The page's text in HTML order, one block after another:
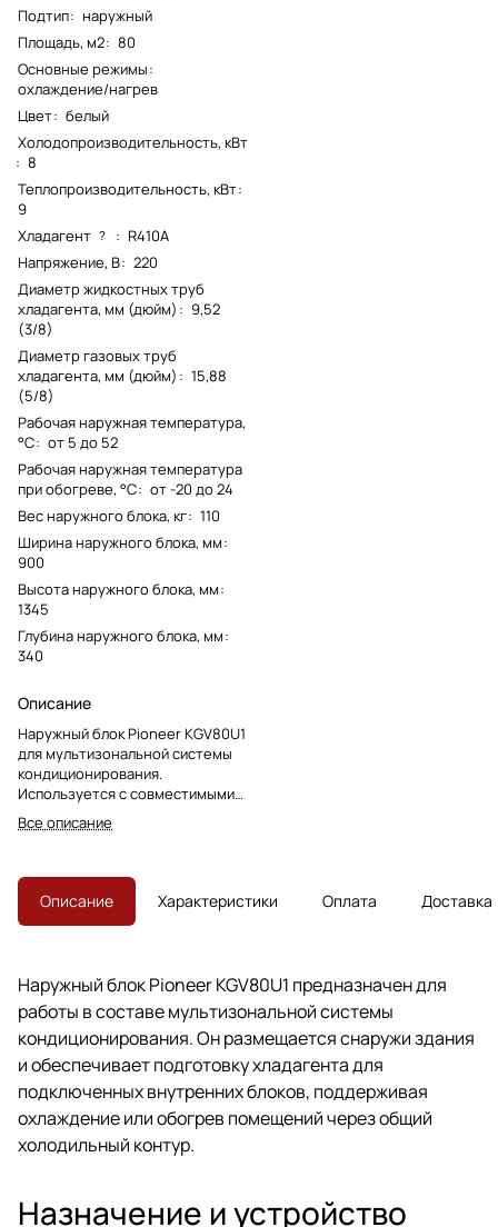
Подтип: наружный
Площадь, м2: 80
Основные режимы:
охлаждение/нагрев
Цвет: белый
Холодопроизводительность, кВт
: 8
Теплопроизводительность, кВт:
9
Хладагент ? : R410A
Напряжение, В: 220
Диаметр жидкостных труб
хладагента, мм (дюйм) : 9,52
(3/8)
Диаметр газовых труб
хладагента, мм (дюйм) : 15,88
(5/8)
Рабочая наружная температура,
°C: от 5 до 52
Рабочая наружная температура
при обогреве, °C: от -20 до 24
Вес наружного блока, кг: 110
Ширина наружного блока, мм:
900
Высота наружного блока, мм:
1345
Глубина наружного блока, мм:
340
Описание
Наружный блок Pioneer KGV80U1
для мультизональной системы
кондиционирования.
Используется с совместимыми
внутренними блоками Pioneer
для охлаждения и обогрева
Все описание
Описание Характеристики Оплата Доставка
Наружный блок Pioneer KGV80U1 предназначен для
работы в составе мультизональной системы
кондиционирования. Он размещается снаружи здания
и обеспечивает подготовку хладагента для
подключенных внутренних блоков, поддерживая
охлаждение или обогрев помещений через общий
холодильный контур.
Назначение и устройство